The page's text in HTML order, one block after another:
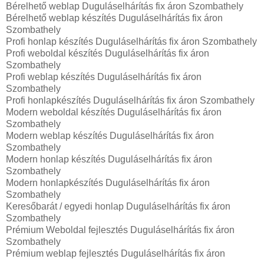
Bérelhető weblap Duguláselhárítás fix áron Szombathely
Bérelhető weblap készítés Duguláselhárítás fix áron
Szombathely
Profi honlap készítés Duguláselhárítás fix áron Szombathely
Profi weboldal készítés Duguláselhárítás fix áron
Szombathely
Profi weblap készítés Duguláselhárítás fix áron
Szombathely
Profi honlapkészítés Duguláselhárítás fix áron Szombathely
Modern weboldal készítés Duguláselhárítás fix áron
Szombathely
Modern weblap készítés Duguláselhárítás fix áron
Szombathely
Modern honlap készítés Duguláselhárítás fix áron
Szombathely
Modern honlapkészítés Duguláselhárítás fix áron
Szombathely
Keresőbarát / egyedi honlap‎ Duguláselhárítás fix áron
Szombathely
Prémium Weboldal fejlesztés‎ Duguláselhárítás fix áron
Szombathely
Prémium weblap fejlesztés‎ Duguláselhárítás fix áron